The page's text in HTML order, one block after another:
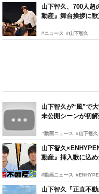
山下智久、700人超
動産』舞台挨拶に
#ニュース #山下智久
山下智久が“風”で
未公開シーンが初
#動画ニュース #山下智久
山下智久
動産』挿入歌に込
#動画ニュース
山下智久『正直不